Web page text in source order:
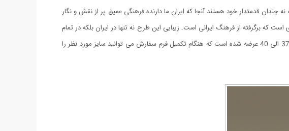
قدمتدار خود هستند آنجا که ایران ما دارنده فرهنگی عمیق پر از نقش و نگار
برگرفته از فرهنگ ایرانی است. زیبایی این طرح نه تنها در ایران بلکه در تمام
دنیا مورد پسند همگان است و زیبایی و جذابیت خاصی دارد که تحسین همگان را بر می انگیزد. کفش این ست در سایزبندی 37 الی 40 عرضه شده است که هنگام تکمیل فرم سفارش می توانید سایز مورد نظر را